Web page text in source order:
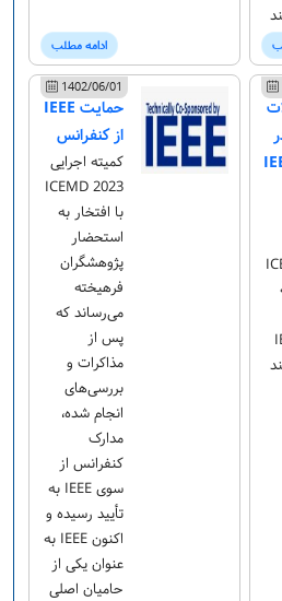
ادامه مطلب
1402/06/01
حمایت IEEE
از کنفرانس
کمیته اجرایی
ICEMD 2023
با افتخار به
استحضار
پژوهشگران
فرهیخته
می‌رساند که
پس از
مذاکرات و
بررسی‌های
انجام شده،
مدارک
کنفرانس از
سوی IEEE به
تأیید رسیده و
اکنون IEEE به
عنوان یکی از
حامیان اصلی